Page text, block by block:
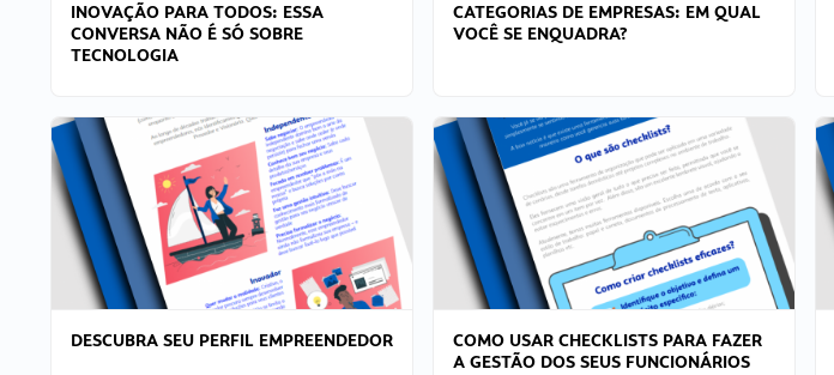
INOVAÇÃO PARA TODOS: ESSA
CONVERSA NÃO É SÓ SOBRE
TECNOLOGIA
CATEGORIAS DE EMPRESAS: EM QUAL
VOCÊ SE ENQUADRA?
DESCUBRA SEU PERFIL EMPREENDEDOR
COMO USAR CHECKLISTS PARA FAZER
A GESTÃO DOS SEUS FUNCIONÁRIOS